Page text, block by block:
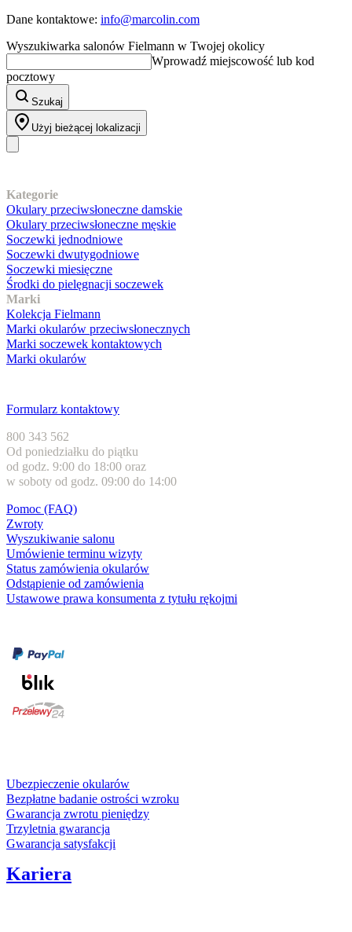
Dane kontaktowe: info@marcolin.com
Wyszukiwarka salonów Fielmann w Twojej okolicy
Wprowadź miejscowość lub kod
pocztowy
Szukaj
Użyj bieżącej lokalizacji
Kategorie
Okulary przeciwsłoneczne damskie
Okulary przeciwsłoneczne męskie
Soczewki jednodniowe
Soczewki dwutygodniowe
Soczewki miesięczne
Środki do pielęgnacji soczewek
Marki
Kolekcja Fielmann
Marki okularów przeciwsłonecznych
Marki soczewek kontaktowych
Marki okularów
Formularz kontaktowy
800 343 562
Od poniedziałku do piątku
od godz. 9:00 do 18:00 oraz
w soboty od godz. 09:00 do 14:00
Pomoc (FAQ)
Zwroty
Wyszukiwanie salonu
Umówienie terminu wizyty
Status zamówienia okularów
Odstąpienie od zamówienia
Ustawowe prawa konsumenta z tytułu rękojmi
Ubezpieczenie okularów
Bezpłatne badanie ostrości wzroku
Gwarancja zwrotu pieniędzy
Trzyletnia gwarancja
Gwarancja satysfakcji
Kariera